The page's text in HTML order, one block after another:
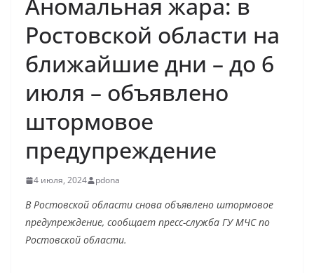
Аномальная жара: в
Ростовской области на
ближайшие дни – до 6
июля – объявлено
штормовое
предупреждение
4 июля, 2024 pdona
В Ростовской области снова объявлено штормовое
предупреждение, сообщает пресс-служба ГУ МЧС по
Ростовской области.